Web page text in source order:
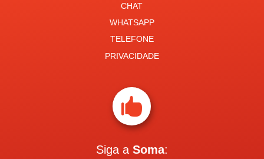
CHAT
WHATSAPP
TELEFONE
PRIVACIDADE

Siga a Soma: